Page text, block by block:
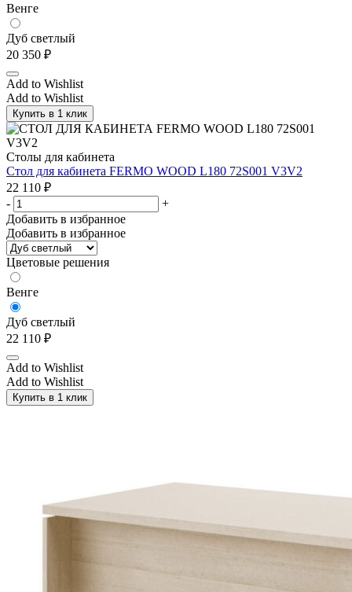
Венге
Дуб светлый
20 350 ₽
Add to Wishlist
Add to Wishlist
Купить в 1 клик
Столы для кабинета
Стол для кабинета FERMO WOOD L180 72S001 V3V2
22 110 ₽
-
+
Добавить в избранное
Добавить в избранное
Цветовые решения
Венге
Дуб светлый
22 110 ₽
Add to Wishlist
Add to Wishlist
Купить в 1 клик